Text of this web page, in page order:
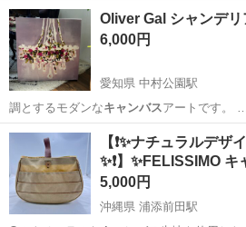
やカップルとの応募OK◎年間休日129日＆
実♪業務はクリーンルームで快適作業◎自社
300円～の格安食堂あり！《佐...
佐賀 伊万里市 その他
Oliver Gal シャンデリ
6,000円
愛知県 中村公園駅
調とするモダンなキャンバスアートです。
バスアートや絵画等が…
愛知 名古屋市 中村公園駅 その他
【❗️✨ナチュラルデ
✨❗️】✨FELISSIMO
5,000円
沖縄県 浦添前田駅